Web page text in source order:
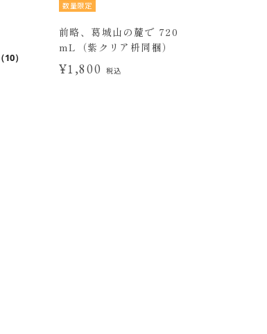
（10）
数量限定
前略、葛城山の麓で 720
mL（紫クリア枡同梱）
¥1,800 税込